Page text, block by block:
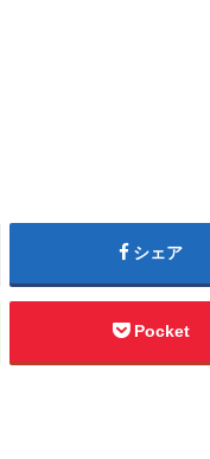
シェア
Pocket